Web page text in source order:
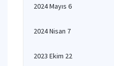
2024 Mayıs 6
2024 Nisan 7
2023 Ekim 22